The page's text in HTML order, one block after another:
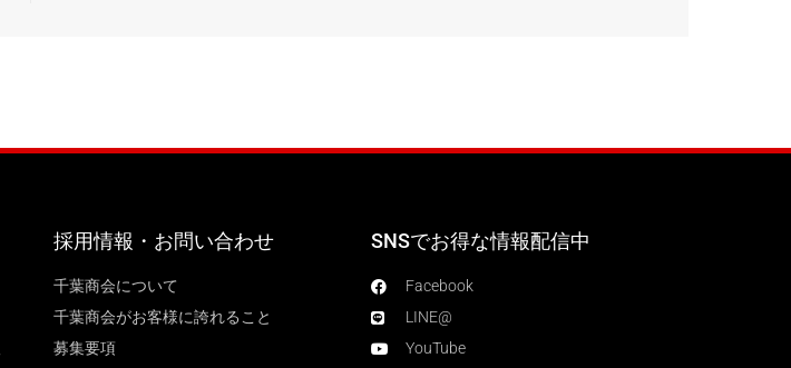
採用情報・お問い合わせ
千葉商会について
千葉商会がお客様に誇れること​
募集要項
SNSでお得な情報配信中
Facebook
LINE@
YouTube